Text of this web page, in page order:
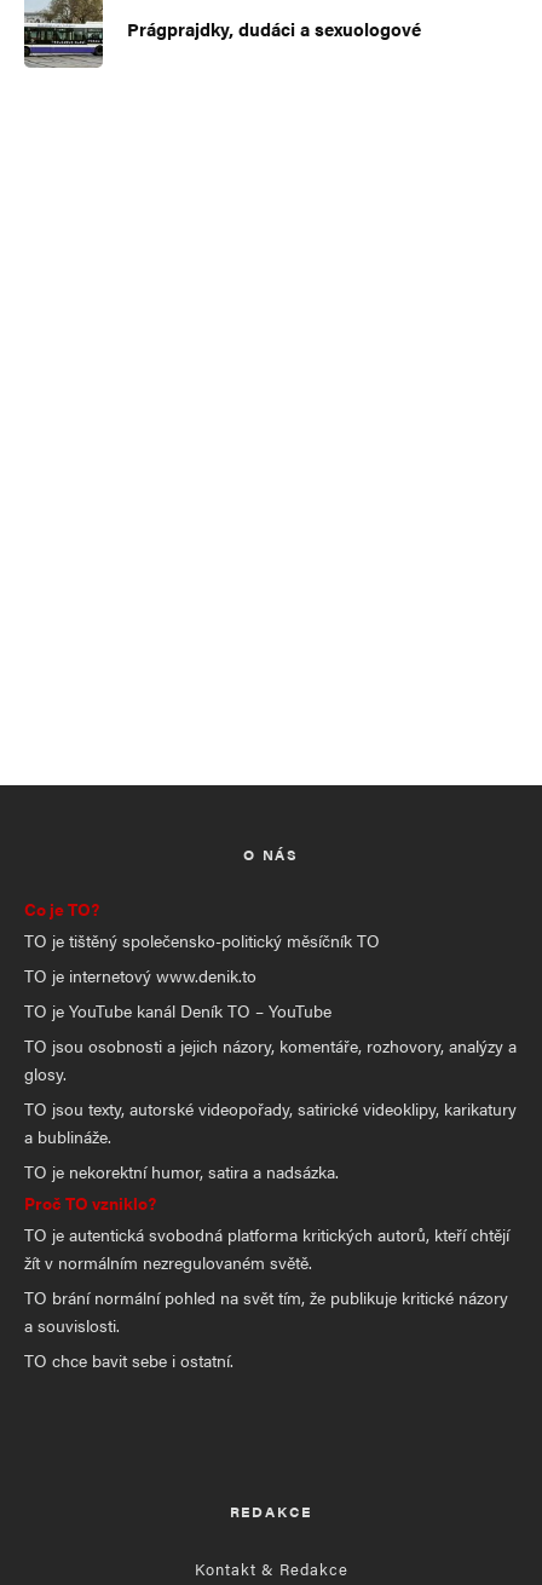
Prágprajdky, dudáci a sexuologové
O NÁS
Co je TO?
TO je tištěný společensko-politický měsíčník TO
TO je internetový www.denik.to
TO je YouTube kanál Deník TO – YouTube
TO jsou osobnosti a jejich názory, komentáře, rozhovory, analýzy a
glosy.
TO jsou texty, autorské videopořady, satirické videoklipy, karikatury
a bublináže.
TO je nekorektní humor, satira a nadsázka.
Proč TO vzniklo?
TO je autentická svobodná platforma kritických autorů, kteří chtějí
žít v normálním nezregulovaném světě.
TO brání normální pohled na svět tím, že publikuje kritické názory
a souvislosti.
TO chce bavit sebe i ostatní.
REDAKCE
Kontakt & Redakce